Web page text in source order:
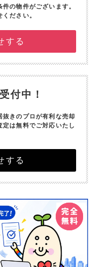
の物件がございます。
ださい。
する
付中！
抜きのプロが有利な売却
定は無料でご対応いたし
する